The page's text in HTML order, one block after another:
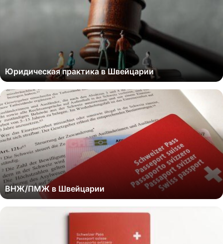
Юридическая практика в Швейцарии
ВНЖ/ПМЖ в Швейцарии